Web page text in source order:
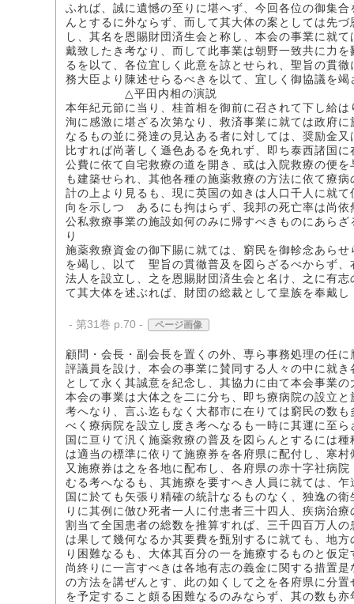
ふれば、誠に遺憾の至りに堪へず、今回各位の御集
んとするに外ならず、而して其大体の案としては先
し、其名を恩賜財団済生会と称し、本会の事業に就
戴致したき考なり、而して此事業は朝野一致共に力
るを以て、各位宜しく此意を諒とせられ、聖旨の貫
務大臣より陳述せらるべきを以て、宜しく御協議を
△平田内相の演説
本年紀元節に当り、桂首相を御前に召されて下し給
洵に感激に堪ざる次第なり、救済事業に就ては政府
なるもの並に発達の見込ある者に対しては、奨励金
比すれば尚著しく遜色あるを免れず、即ち泰西諸国
公費に依て自宅救療の道を開き、或は入院救療の便
も建築せられ、其他各種の施薬救療の方法に依て療
計の上より見るも、現に英国の如きは人口千人に就
向を示しつゝあるにも拘はらず、我邦の死亡率は尚
公私救療事業の施設如何のみに帰すべきものにあら
り
施薬救療資金の御下賜に就ては、窮民を御軫念あら
を竭し、以て 聖旨の貫徹普及を図らざるべからず
法人を設立し、之を恩賜財団済生会と名け、之に有
て其大体を述ぶれば、財団の総裁として皇族を奉戴し
- 第31巻 p.70 - ページ画像
顧問・会長・副会長を置くの外、専ら事務処理の任
評議員を設け、本会の事業に賛同する人々の中に就
として永く其誠意を紀念し、其協力に由て本会事業
本会の事業は大体之を二に分ち、即ち療病院の設立
考へなり、言ふ迄もなく大都市に在りては窮民の数
べく療病院を設立し度き考へなるも一時に其運に至
国に亘りて汎く施薬救療の普及を図らんとするには
は適当の標準に依りて施療券を各府県に配付し、寒
又施療券は之を各地に配布し、各府県の赤十字社病
むる考へなるも、其施療を要すへき人員に就ては、
国に於ても矢張り精確の統計なるものなく、独逸の
りに其例に倣ひ死者一人に付患者三十四人、疾病治
割当て全国患者の総数を推算すれば、三千四百万人
は果して幾何なるか其要費を甄別するに就ても、地
り困難なるも、大体其百分の一を施療するものと仮
尚終りに一言すべきは各地有志の義金に関する措置
の方法を講ぜんとす、此の如くして之を各府県に分
を予定すること頗る困難なるのみならず、其の数も